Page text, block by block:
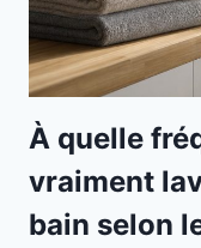
À quelle
vraiment
bain selon